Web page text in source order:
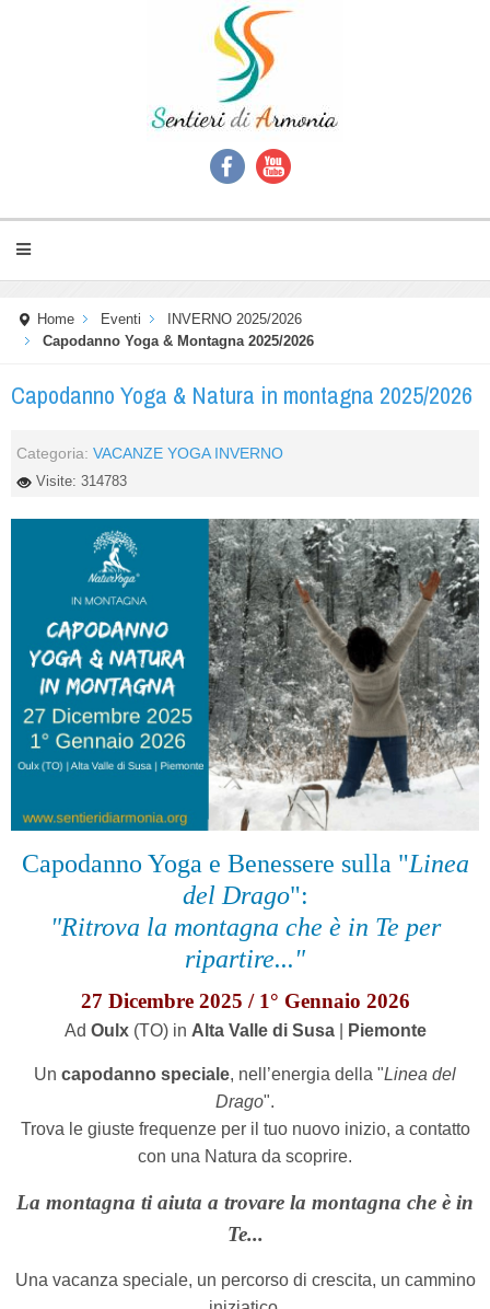
Home Eventi
INVERNO 2025/2026
Capodanno Yoga & Montagna 2025/2026
Capodanno Yoga & Natura in montagna 2025/2026
Categoria: VACANZE YOGA INVERNO
Visite: 314783
Capodanno Yoga e Benessere sulla "Linea
del Drago":
"Ritrova la montagna che è in Te per
ripartire..."
27 Dicembre 2025 / 1° Gennaio 2026
Ad Oulx(TO) in Alta Valle di Susa| Piemonte
Un capodanno speciale, nell’energia della "Linea del
Drago".
Trova le giuste frequenze per il tuo nuovo inizio, a contatto
con una Natura da scoprire.
La montagna ti aiuta a trovare la montagna che è in
Te...
Una vacanza speciale, un percorso di crescita, un cammino